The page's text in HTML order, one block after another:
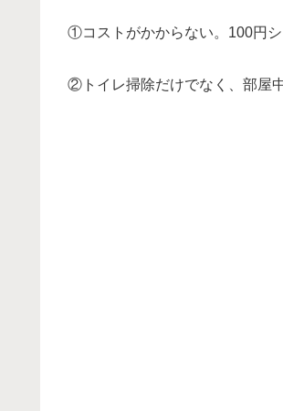
①コストがかからない。100円シ
②トイレ掃除だけでなく、部屋